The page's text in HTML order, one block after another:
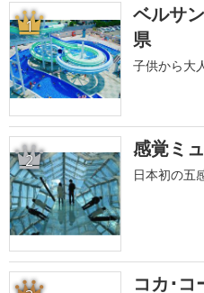
1
ベルサ
県
子供から大
2 感覚ミ
日本初の五
コカ･コ